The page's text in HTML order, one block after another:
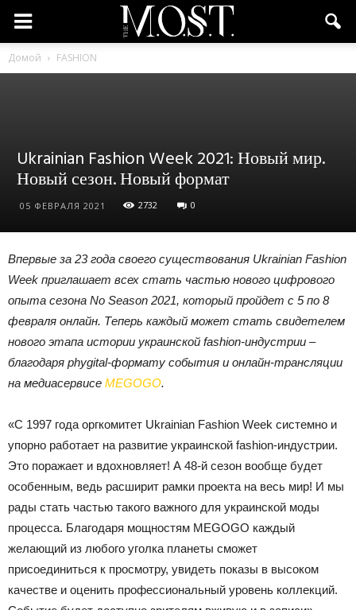
Домой FASHION
Ukrainian Fashion Week 2021: Новый мир.
Новый сезон. Новый формат
05 ФЕВРАЛЯ 2021 2732 0
Впервые за 23 года своего существования Ukrainian Fashion
Week приглашает всех стать частью нового цифрового
опыта сезона No Season 2021, который пройдет с 5 по 8
февраля онлайн. Теперь каждый может стать свидетелем
нового этапа истории украинской fashion-индустрии –
благодаря phygital-формату события и онлайн-трансляции
на медиасервисе MEGOGO.
«С 1997 года оргкомитет Ukrainian Fashion Week системно и
упорно работает на развитие украинской fashion-индустрии.
Это поражает и вдохновляет! А 48-й сезон вообще будет
особенным, ведь расширит рамки проекта на весь мир! И мы
рады стать частью такого важного для украинской моды
процесса. Благодаря мощностям MEGOGO каждый
желающий из любого уголка планеты сможет
присоединиться к просмотру, увидеть показы в высоком
качестве и оценить профессиональный уровень коллекций.